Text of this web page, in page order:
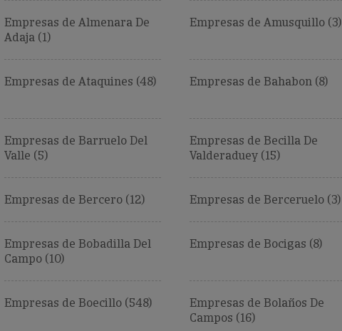
Empresas de Almenara De
Adaja (1)
Empresas de Amusquillo (3)
Empresas de Ataquines (48) Empresas de Bahabon (8)
Empresas de Barruelo Del
Valle (5)
Empresas de Becilla De
Valderaduey (15)
Empresas de Bercero (12) Empresas de Berceruelo (3)
Empresas de Bobadilla Del
Campo (10)
Empresas de Bocigas (8)
Empresas de Boecillo (548)
Empresas de Bolaños De
Campos (16)